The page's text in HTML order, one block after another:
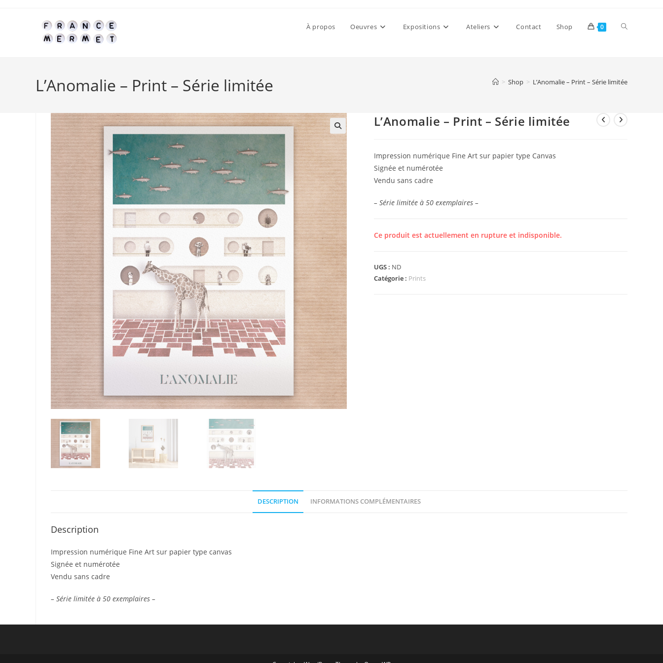
À propos Oeuvres Expositions Ateliers Contact Shop 0 Toggle
L’Anomalie – Print – Série limitée > Shop > L’Anomalie – Print – Série limitée
L’Anomalie – Print – Série limitée
Impression numérique Fine Art sur papier type Canvas
Signée et numérotée
Vendu sans cadre
– Série limitée à 50 exemplaires –
Ce produit est actuellement en rupture et indisponible.
UGS : ND
Catégorie : Prints
DESCRIPTION INFORMATIONS COMPLÉMENTAIRES
Description
Impression numérique Fine Art sur papier type canvas
Signée et numérotée
Vendu sans cadre
– Série limitée à 50 exemplaires –